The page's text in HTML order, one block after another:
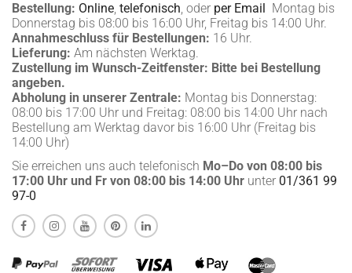
Bestellung: Online, telefonisch, oder per Email Montag bis
Donnerstag bis 08:00 bis 16:00 Uhr, Freitag bis 14:00 Uhr.
Annahmeschluss für Bestellungen: 16 Uhr.
Lieferung: Am nächsten Werktag.
Zustellung im Wunsch-Zeitfenster: Bitte bei Bestellung
angeben.
Abholung in unserer Zentrale: Montag bis Donnerstag:
08:00 bis 17:00 Uhr und Freitag: 08:00 bis 14:00 Uhr nach
Bestellung am Werktag davor bis 16:00 Uhr (Freitag bis
14:00 Uhr)
Sie erreichen uns auch telefonisch Mo–Do von 08:00 bis
17:00 Uhr und Fr von 08:00 bis 14:00 Uhr unter 01/361 99
97-0